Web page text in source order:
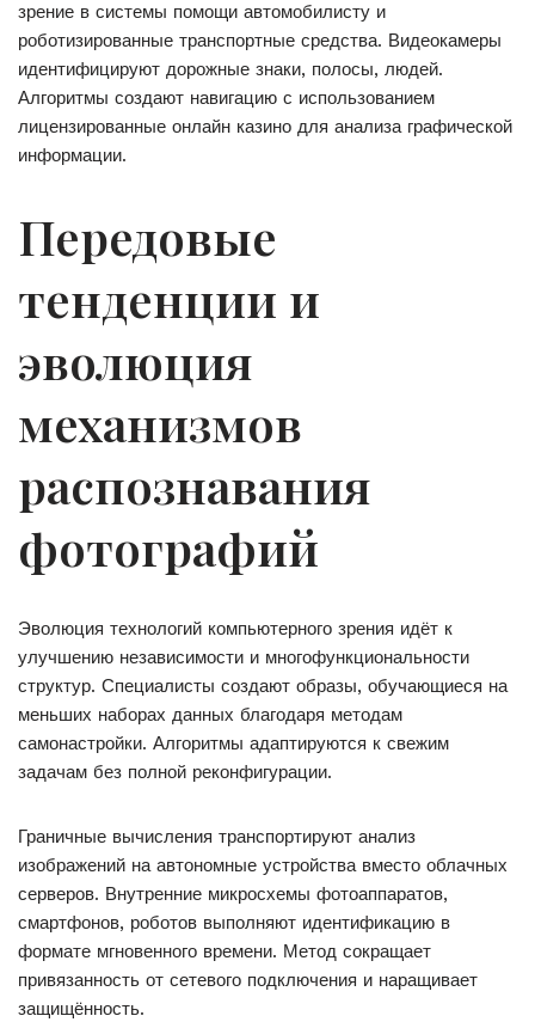
зрение в системы помощи автомобилисту и
роботизированные транспортные средства. Видеокамеры
идентифицируют дорожные знаки, полосы, людей.
Алгоритмы создают навигацию с использованием
лицензированные онлайн казино для анализа графической
информации.
Передовые
тенденции и
эволюция
механизмов
распознавания
фотографий
Эволюция технологий компьютерного зрения идёт к
улучшению независимости и многофункциональности
структур. Специалисты создают образы, обучающиеся на
меньших наборах данных благодаря методам
самонастройки. Алгоритмы адаптируются к свежим
задачам без полной реконфигурации.
Граничные вычисления транспортируют анализ
изображений на автономные устройства вместо облачных
серверов. Внутренние микросхемы фотоаппаратов,
смартфонов, роботов выполняют идентификацию в
формате мгновенного времени. Метод сокращает
привязанность от сетевого подключения и наращивает
защищённость.